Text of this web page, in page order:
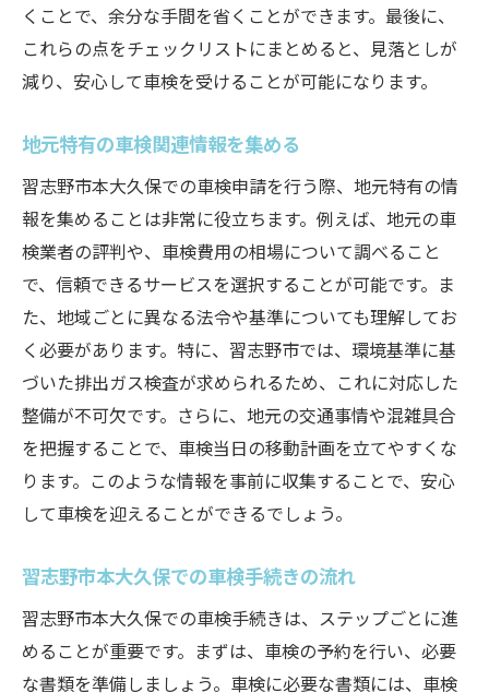
くことで、余分な手間を省くことができます。最後に、
これらの点をチェックリストにまとめると、見落としが
減り、安心して車検を受けることが可能になります。
地元特有の車検関連情報を集める
習志野市本大久保での車検申請を行う際、地元特有の情
報を集めることは非常に役立ちます。例えば、地元の車
検業者の評判や、車検費用の相場について調べること
で、信頼できるサービスを選択することが可能です。ま
た、地域ごとに異なる法令や基準についても理解してお
く必要があります。特に、習志野市では、環境基準に基
づいた排出ガス検査が求められるため、これに対応した
整備が不可欠です。さらに、地元の交通事情や混雑具合
を把握することで、車検当日の移動計画を立てやすくな
ります。このような情報を事前に収集することで、安心
して車検を迎えることができるでしょう。
習志野市本大久保での車検手続きの流れ
習志野市本大久保での車検手続きは、ステップごとに進
めることが重要です。まずは、車検の予約を行い、必要
な書類を準備しましょう。車検に必要な書類には、車検